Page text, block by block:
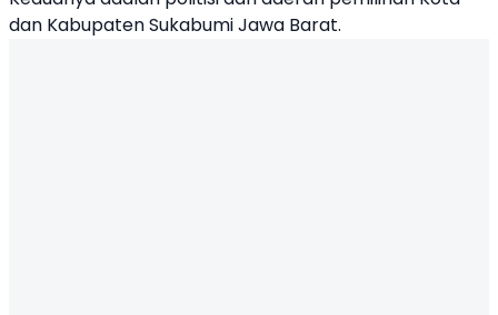
dan Kabupaten Sukabumi Jawa Barat.